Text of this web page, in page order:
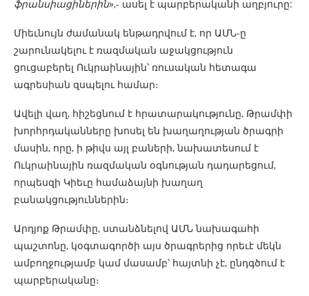
ֆրանսիացիներին»,- ասել է պարբերականի աղբյուրը:
Միեւնույն ժամանակ ենթադրվում է, որ ԱՄՆ-ը
շարունակելու է ռազմական աջակցություն
ցուցաբերել Ուկրաինային՝ ռուսական հետագա
ագրեսիան զսպելու համար։
Ավելի վաղ, հիշեցնում է հրատարակությունը, Թրամփի
խորհրդականները խոսել են խաղաղության ծրագրի
մասին, որը, ի թիվս այլ բաների, նախատեսում է
Ուկրաինային ռազմական օգնության դադարեցում,
որպեսզի Կիեւը համաձայնի խաղաղ
բանակցություններին։
Արդյոք Թրամփը, ստանձնելով ԱՄՆ նախագահի
պաշտոնը, կօգտագործի այս ծրագրերից որեւէ մեկն
ամբողջությամբ կամ մասամբ՝ հայտնի չէ, ընդգծում է
պարբերականը։